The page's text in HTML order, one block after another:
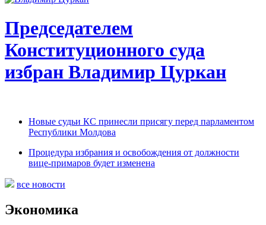
Председателем
Конституционного суда
избран Владимир Цуркан
Новые судьи КС принесли присягу перед парламентом
Республики Молдова
Процедура избрания и освобождения от должности
вице-примаров будет изменена
все новости
Экономика